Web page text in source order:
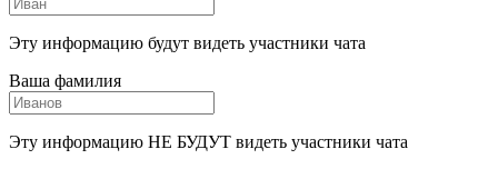
Эту информацию будут видеть участники чата
Ваша фамилия
Эту информацию НЕ БУДУТ видеть участники чата